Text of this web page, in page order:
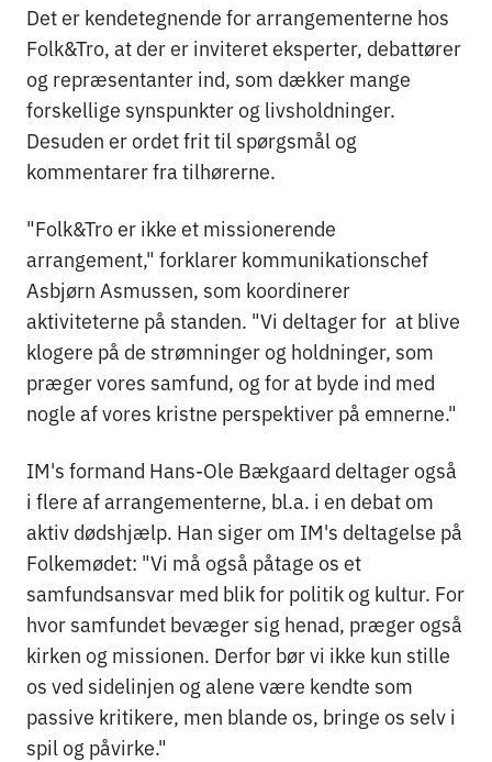
Det er kendetegnende for arrangementerne hos
Folk&Tro, at der er inviteret eksperter, debattører
og repræsentanter ind, som dækker mange
forskellige synspunkter og livsholdninger.
Desuden er ordet frit til spørgsmål og
kommentarer fra tilhørerne.
"Folk&Tro er ikke et missionerende
arrangement," forklarer kommunikationschef
Asbjørn Asmussen, som koordinerer
aktiviteterne på standen. "Vi deltager for at blive
klogere på de strømninger og holdninger, som
præger vores samfund, og for at byde ind med
nogle af vores kristne perspektiver på emnerne."
IM's formand Hans-Ole Bækgaard deltager også
i flere af arrangementerne, bl.a. i en debat om
aktiv dødshjælp. Han siger om IM's deltagelse på
Folkemødet: "Vi må også påtage os et
samfundsansvar med blik for politik og kultur. For
hvor samfundet bevæger sig henad, præger også
kirken og missionen. Derfor bør vi ikke kun stille
os ved sidelinjen og alene være kendte som
passive kritikere, men blande os, bringe os selv i
spil og påvirke."